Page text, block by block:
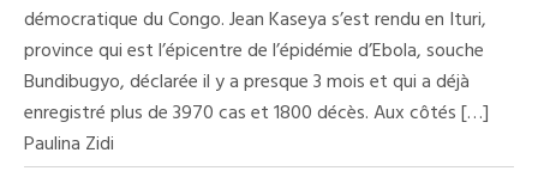
démocratique du Congo. Jean Kaseya s’est rendu en Ituri,
province qui est l’épicentre de l’épidémie d’Ebola, souche
Bundibugyo, déclarée il y a presque 3 mois et qui a déjà
enregistré plus de 3970 cas et 1800 décès. Aux côtés […]
Paulina Zidi